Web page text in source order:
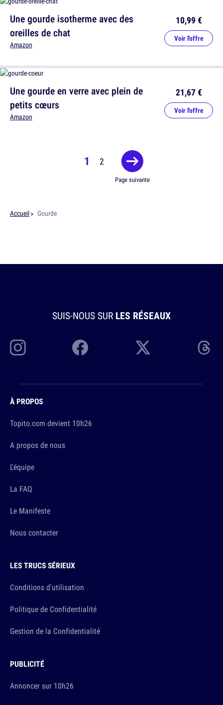
Une gourde isotherme avec des
oreilles de chat
Amazon
10,99 €
Voir l'offre
Une gourde en verre avec plein de
petits cœurs
Amazon
21,67 €
Voir l'offre
1 2
Page suivante
Accueil Gourde
SUIS-NOUS SUR LES RÉSEAUX
À PROPOS
Topito.com devient 10h26
A propos de nous
L'équipe
La FAQ
Le Manifeste
Nous contacter
LES TRUCS SÉRIEUX
Conditions d'utilisation
Politique de Confidentialité
Gestion de la Confidentialité
PUBLICITÉ
Annoncer sur 10h26